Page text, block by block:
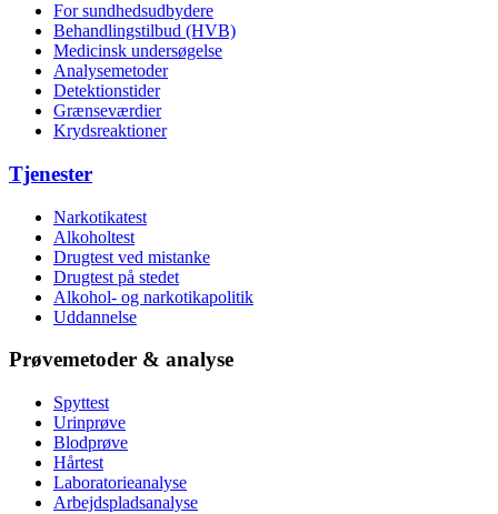
For sundhedsudbydere
Behandlingstilbud (HVB)
Medicinsk undersøgelse
Analysemetoder
Detektionstider
Grænseværdier
Krydsreaktioner
Tjenester
Narkotikatest
Alkoholtest
Drugtest ved mistanke
Drugtest på stedet
Alkohol- og narkotikapolitik
Uddannelse
Prøvemetoder & analyse
Spyttest
Urinprøve
Blodprøve
Hårtest
Laboratorieanalyse
Arbejdspladsanalyse